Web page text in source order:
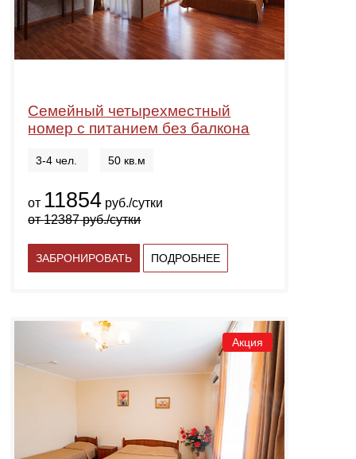
Семейный четырехместный
номер с питанием без балкона
3-4 чел. 50 кв.м
от 11854 руб./сутки
от12387руб./сутки
ЗАБРОНИРОВАТЬ ПОДРОБНЕЕ
Акция